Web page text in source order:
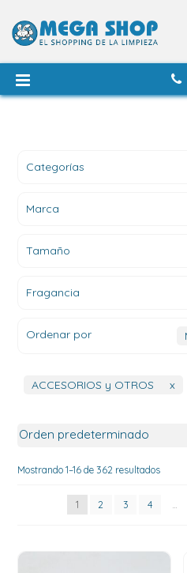
Categorías
Marca
Tamaño
Fragancia
Ordenar por
ACCESORIOS y OTROS x
Mostrando 1–16 de 362 resultados
1 2 3 4 …